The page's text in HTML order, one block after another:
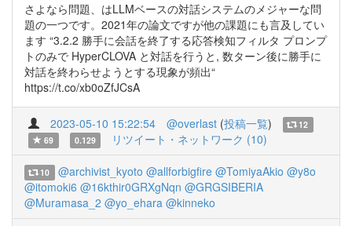
さよなら問題、はLLMベースの対話システムのメジャーな問
題の一つです。2021年の論文ですが他の課題にも言及してい
ます “3.2.2 勝手に会話を終了する応答検知フィルタ プロンプ
トのみで HyperCLOVA と対話を行うと, 数ターン後に勝手に
対話を終わらせようとする現象が頻出“
https://t.co/xb0oZfJCsA
2023-05-10 15:22:54 @overlast (投稿一覧)
12
69
0.129 リツイート・ネットワーク (10)
10 @archivist_kyoto @allforbigfire @TomiyaAkio @y8o
@itomoki6 @16kthir0GRXgNqn @GRGSIBERIA
@Muramasa_2 @yo_ehara @kinneko